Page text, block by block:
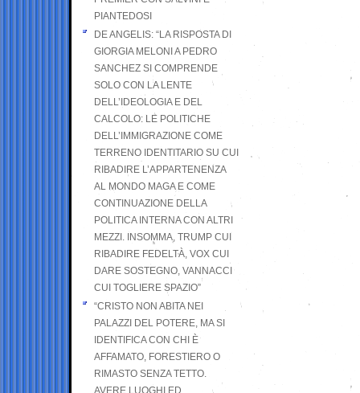
PIANTEDOSI
DE ANGELIS: “LA RISPOSTA DI
GIORGIA MELONI A PEDRO
SANCHEZ SI COMPRENDE
SOLO CON LA LENTE
DELL’IDEOLOGIA E DEL
CALCOLO: LE POLITICHE
DELL’IMMIGRAZIONE COME
TERRENO IDENTITARIO SU CUI
RIBADIRE L’APPARTENENZA
AL MONDO MAGA E COME
CONTINUAZIONE DELLA
POLITICA INTERNA CON ALTRI
MEZZI. INSOMMA, TRUMP CUI
RIBADIRE FEDELTÀ, VOX CUI
DARE SOSTEGNO, VANNACCI
CUI TOGLIERE SPAZIO”
“CRISTO NON ABITA NEI
PALAZZI DEL POTERE, MA SI
IDENTIFICA CON CHI È
AFFAMATO, FORESTIERO O
RIMASTO SENZA TETTO.
AVERE LUOGHI ED